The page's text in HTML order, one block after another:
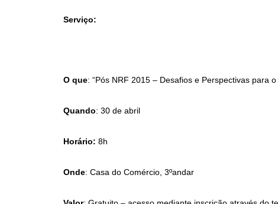
Serviço:
O que: “Pós NRF 2015 – Desafios e Perspectivas para
Quando: 30 de abril
Horário: 8h
Onde: Casa do Comércio, 3ºandar